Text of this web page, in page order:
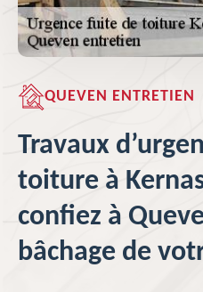
QUEVEN ENTRETIEN
Travaux
toiture à
confiez à
bâchage de